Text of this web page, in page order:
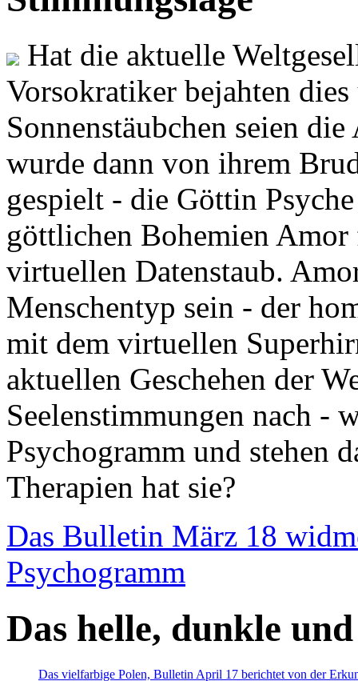
Hat die aktuelle
Vorsokratiker bejahten
Sonnenstäubchen seien
wurde dann von ihrem
gespielt - die Göttin
göttlichen Bohemien
virtuellen Datenstaub.
Menschentyp sein - der
mit dem virtuellen
aktuellen Geschehen der
Seelenstimmungen nach -
Psychogramm und stehen
Therapien hat sie?
Das Bulletin März 18
Psychogramm
Das helle, dunkle
Das vielfarbige Polen, Bulletin April 17 berichtet von der